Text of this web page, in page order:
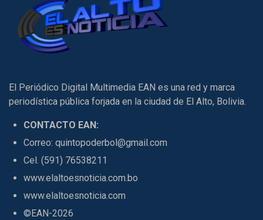
El Periódico Digital Multimedia EAN es una red y marca
periodística pública forjada en la ciudad de El Alto, Bolivia.
CONTACTO EAN:
Correo: quintopoderbol@gmail.com
Cel. (591) 76538211
www.elaltoesnoticia.com.bo
www.elaltoesnoticia.com
©EAN-2026